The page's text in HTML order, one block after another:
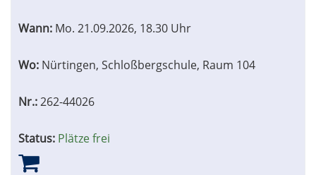
Wann: Mo. 21.09.2026, 18.30 Uhr
Wo: Nürtingen, Schloßbergschule, Raum 104
Nr.:262-44026
Status: Plätze frei